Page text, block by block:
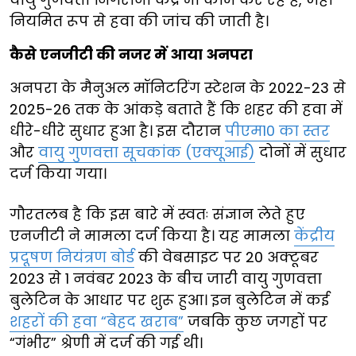
नियमित रूप से हवा की जांच की जाती है।
कैसे एनजीटी की नजर में आया अनपरा
अनपरा के मैनुअल मॉनिटरिंग स्टेशन के 2022-23 से
2025-26 तक के आंकड़े बताते हैं कि शहर की हवा में
धीरे-धीरे सुधार हुआ है। इस दौरान पीएम10 का स्तर
और वायु गुणवत्ता सूचकांक (एक्यूआई) दोनों में सुधार
दर्ज किया गया।
गौरतलब है कि इस बारे में स्वतः संज्ञान लेते हुए
एनजीटी ने मामला दर्ज किया है। यह मामला केंद्रीय
प्रदूषण नियंत्रण बोर्डकी वेबसाइट पर 20 अक्टूबर
2023 से 1 नवंबर 2023 के बीच जारी वायु गुणवत्ता
बुलेटिन के आधार पर शुरू हुआ। इन बुलेटिन में कई
शहरों की हवा “बेहद खराब” जबकि कुछ जगहों पर
“गंभीर” श्रेणी में दर्ज की गई थी।